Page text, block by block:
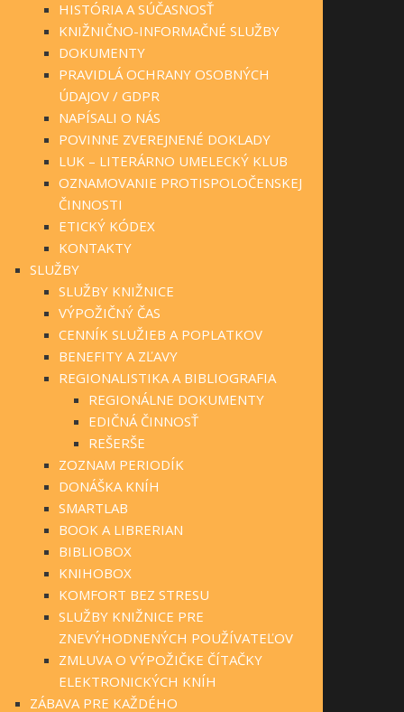
HISTÓRIA A SÚČASNOSŤ
KNIŽNIČNO-INFORMAČNÉ SLUŽBY
DOKUMENTY
PRAVIDLÁ OCHRANY OSOBNÝCH
ÚDAJOV / GDPR
NAPÍSALI O NÁS
POVINNE ZVEREJNENÉ DOKLADY
LUK – LITERÁRNO UMELECKÝ KLUB
OZNAMOVANIE PROTISPOLOČENSKEJ
ČINNOSTI
ETICKÝ KÓDEX
KONTAKTY
SLUŽBY
SLUŽBY KNIŽNICE
VÝPOŽIČNÝ ČAS
CENNÍK SLUŽIEB A POPLATKOV
BENEFITY A ZĽAVY
REGIONALISTIKA A BIBLIOGRAFIA
REGIONÁLNE DOKUMENTY
EDIČNÁ ČINNOSŤ
REŠERŠE
ZOZNAM PERIODÍK
DONÁŠKA KNÍH
SMARTLAB
BOOK A LIBRERIAN
BIBLIOBOX
KNIHOBOX
KOMFORT BEZ STRESU
SLUŽBY KNIŽNICE PRE
ZNEVÝHODNENÝCH POUŽÍVATEĽOV
ZMLUVA O VÝPOŽIČKE ČÍTAČKY
ELEKTRONICKÝCH KNÍH
ZÁBAVA PRE KAŽDÉHO